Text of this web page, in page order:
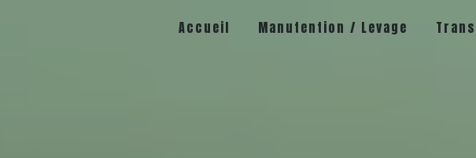
Accueil Manutention / Levage